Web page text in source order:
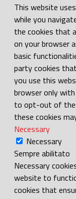
This website
while you
the cookies that
on your browser
basic
party cookies
you use this
browser only
to opt-out of
these cookies
Necessary
Necessary
Sempre abilitato
Necessary
website to
cookies that